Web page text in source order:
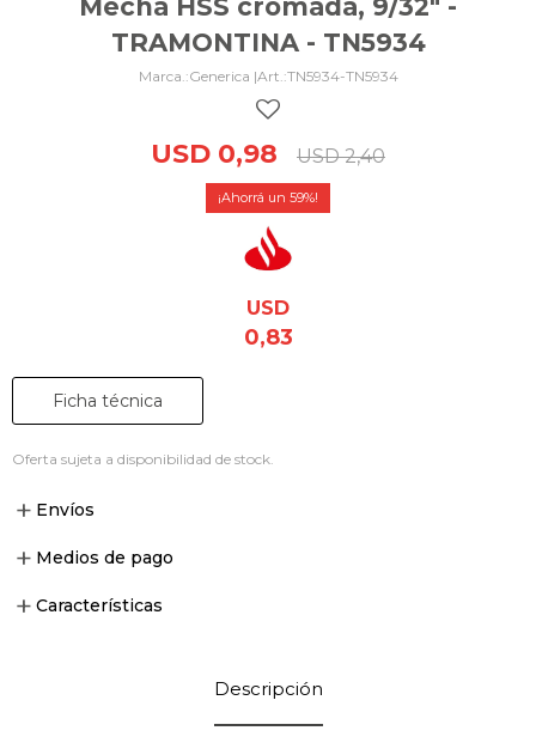
Mecha HSS cromada, 9/32" -
TRAMONTINA - TN5934
Generica | TN5934-TN5934
USD 0,98 USD 2,40
59
USD
0,83
Ficha técnica
Oferta sujeta a disponibilidad de stock.
Envíos
Medios de pago
Características
Descripción